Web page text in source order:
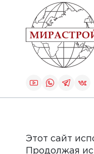
Этот сайт
Продолжая